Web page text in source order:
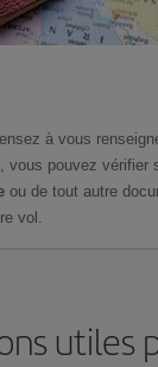
à vous
vous pouvez vérifier
ou de tout autre
vol.
utiles